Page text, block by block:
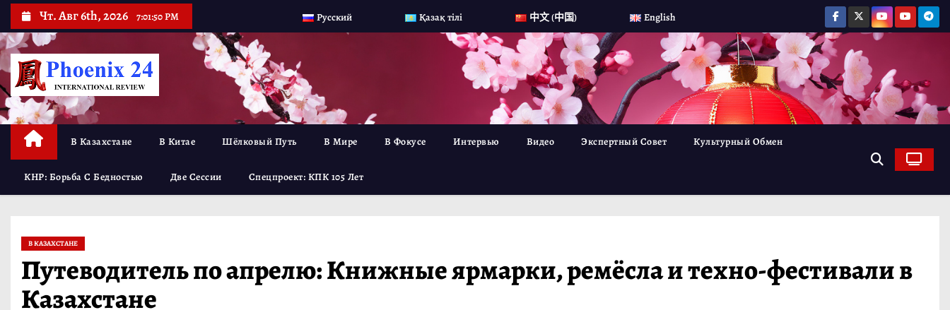
е
р
й
т
с
Чт. Авг 6th, 2026 7:01:52 PM Русский Қазақ тілі 中文 (中国) English
В Казахстане В Китае Шёлковый Путь В Мире В Фокусе Интервью Видео Экспертный Совет Культурный Обмен
КНР: Борьба С Бедностью Две Сессии Спецпроект: КПК 105 Лет
В КАЗАХСТАНЕ
Путеводитель по апрелю: Книжные ярмарки, ремёсла и техно-фестивали в
Казахстане